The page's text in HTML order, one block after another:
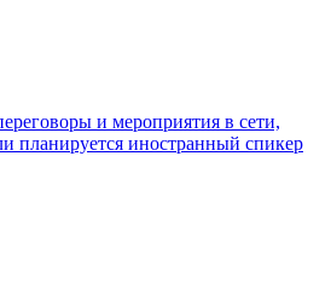
и мероприятия в сети,
планируется иностранный спикер